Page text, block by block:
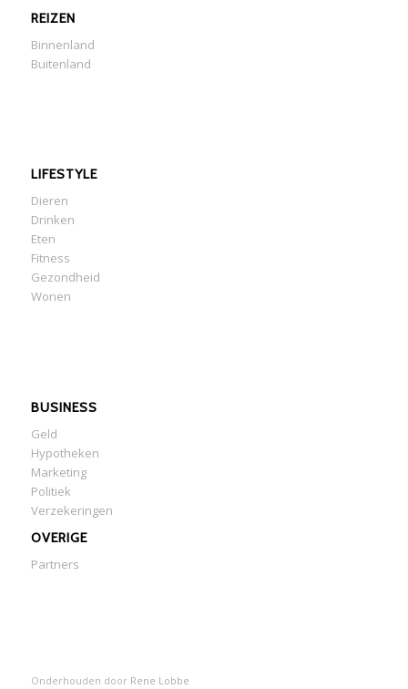
REIZEN
Binnenland
Buitenland
LIFESTYLE
Dieren
Drinken
Eten
Fitness
Gezondheid
Wonen
BUSINESS
Geld
Hypotheken
Marketing
Politiek
Verzekeringen
OVERIGE
Partners
Onderhouden door Rene Lobbe